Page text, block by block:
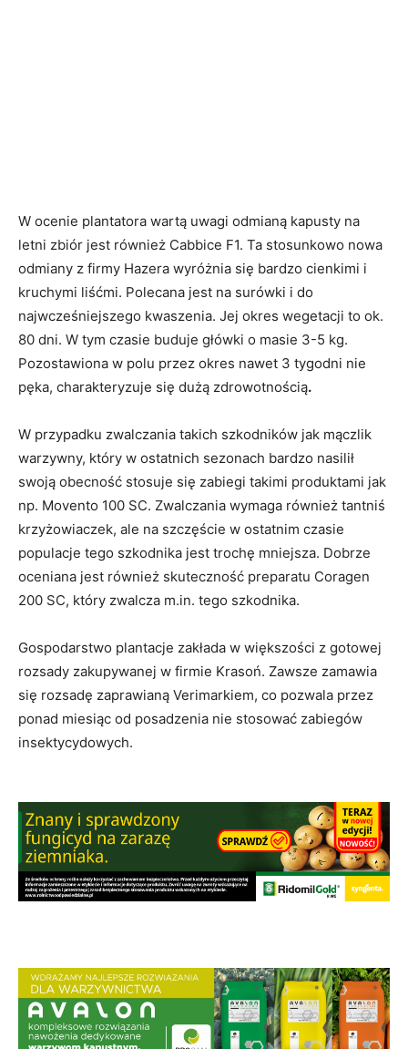
W ocenie plantatora wartą uwagi odmianą kapusty na
letni zbiór jest również Cabbice F1. Ta stosunkowo nowa
odmiany z firmy Hazera wyróżnia się bardzo cienkimi i
kruchymi liśćmi. Polecana jest na surówki i do
najwcześniejszego kwaszenia. Jej okres wegetacji to ok.
80 dni. W tym czasie buduje główki o masie 3-5 kg.
Pozostawiona w polu przez okres nawet 3 tygodni nie
pęka, charakteryzuje się dużą zdrowotnością.
W przypadku zwalczania takich szkodników jak mączlik
warzywny, który w ostatnich sezonach bardzo nasilił
swoją obecność stosuje się zabiegi takimi produktami jak
np. Movento 100 SC. Zwalczania wymaga również tantniś
krzyżowiaczek, ale na szczęście w ostatnim czasie
populacje tego szkodnika jest trochę mniejsza. Dobrze
oceniana jest również skuteczność preparatu Coragen
200 SC, który zwalcza m.in. tego szkodnika.
Gospodarstwo plantacje zakłada w większości z gotowej
rozsady zakupywanej w firmie Krasoń. Zawsze zamawia
się rozsadę zaprawianą Verimarkiem, co pozwala przez
ponad miesiąc od posadzenia nie stosować zabiegów
insektycydowych.